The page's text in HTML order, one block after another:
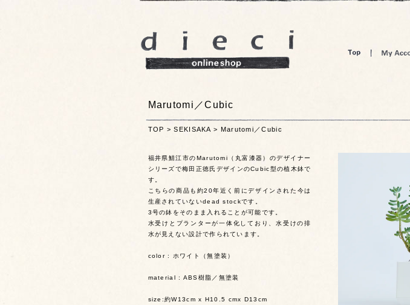
Marutomi／Cubic
TOP >SEKISAKA > Marutomi／Cubic
福井県鯖江市のMarutomi（丸富漆器）のデザイナー
シリーズで梅田正徳氏デザインのCubic型の植木鉢で
す。
こちらの商品も約20年近く前にデザインされた今は
生産されていないdead stockです。
3号の鉢をそのまま入れることが可能です。
水受けとプランターが一体化しており、水受けの排
水が見えない設計で作られています。
color : ホワイト（無塗装）
material : ABS樹脂／無塗装
size:約W13cm x H10.5 cmx D13cm